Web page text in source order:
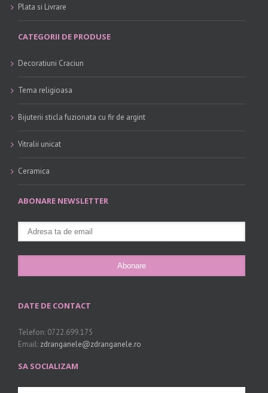
Plata si Livrare
CATEGORII DE PRODUSE
Decoratiuni Craciun
Tema religioasa
Bijuterii sticla fuzionata cu fir de argint
Vitralii unicat
Ceramica
ABONARE NEWSLETTER
DATE DE CONTACT
Telefon: 0722.699.175
Email: zdranganele@zdranganele.ro
SA SOCIALIZAM